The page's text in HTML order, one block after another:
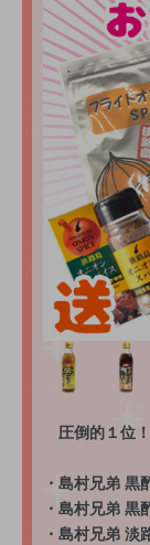
圧倒的１位
・島村兄弟 黒
・島村兄弟 黒
・島村兄弟 淡